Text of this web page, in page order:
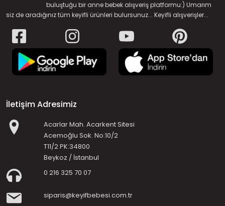
buluştuğu bir anne bebek alışveriş platformu:) Umarım
siz de aradığınız tüm keyifli ürünleri bulursunuz... Keyifli alışverişler...
İletişim Adresimiz
Acarlar Mah. Acarkent Sitesi
Acemoğlu Sok. No:10/2
T11/2 PK:34800
Beykoz / İstanbul
0 216 325 70 07
siparis@keyifbebesi.com.tr